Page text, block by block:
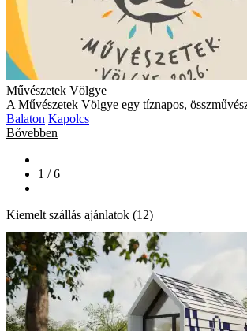
Művészetek Völgye
A Művészetek Völgye egy tíznapos,
Balaton Kapolcs
Bővebben
1 / 6
Kiemelt szállás ajánlatok (12)